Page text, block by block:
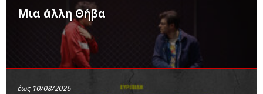
Μια άλλη Θήβα
έως 10/08/2026